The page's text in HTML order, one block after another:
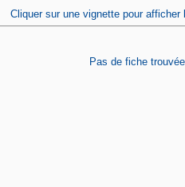
Cliquer sur une vignette pour
Pas de fiche trouvée